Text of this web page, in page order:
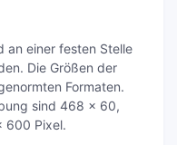
an einer festen Stelle
Die Größen der
Formaten.
sind 468 x 60,
600 Pixel.